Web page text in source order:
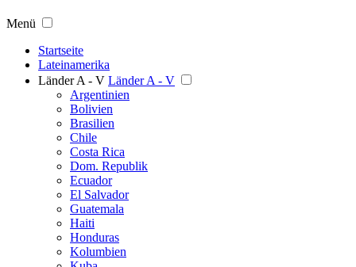
Menü
Startseite
Lateinamerika
Länder A - V Länder A - V
Argentinien
Bolivien
Brasilien
Chile
Costa Rica
Dom. Republik
Ecuador
El Salvador
Guatemala
Haiti
Honduras
Kolumbien